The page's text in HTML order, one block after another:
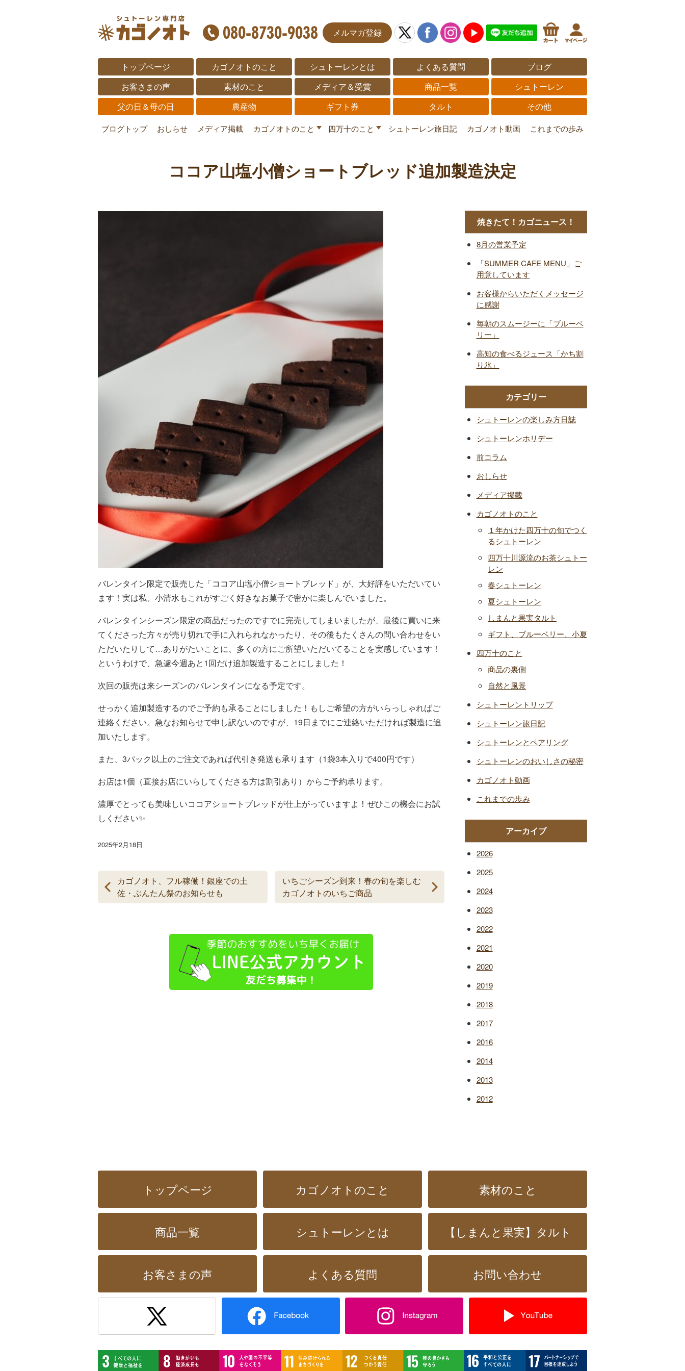
メルマガ登録
トップページ カゴノオトのこと シュトーレンとは よくある質問
ブログ
お客さまの声
素材のこと メディア＆受賞 商品一覧
シュトーレン
父の日＆母の日
農産物 ギフト券 タルト その他
ブログトップ おしらせ メディア掲載 カゴノオトのこと 四万十のこと シュトーレン旅日記 カゴノオト動画 これまでの歩み
ココア山塩小僧ショートブレッド追加製造決定
バレンタイン限定で販売した「ココア山塩小僧ショートブレッド」が、大好評をいただいてい
ます！実は私、小清水もこれがすごく好きなお菓子で密かに楽しんでいました。
バレンタインシーズン限定の商品だったのですでに完売してしまいましたが、最後に買いに来
てくださった方々が売り切れで手に入れられなかったり、その後もたくさんの問い合わせをい
ただいたりして…ありがたいことに、多くの方にご所望いただいてることを実感しています！
というわけで、急遽今週あと1回だけ追加製造することにしました！
次回の販売は来シーズンのバレンタインになる予定です。
せっかく追加製造するのでご予約も承ることにしました！もしご希望の方がいらっしゃればご
連絡ください。急なお知らせで申し訳ないのですが、19日までにご連絡いただければ製造に追
加いたします。
また、3パック以上のご注文であれば代引き発送も承ります（1袋3本入りで400円です）
お店は1個（直接お店にいらしてくださる方は割引あり）からご予約承ります。
濃厚でとっても美味しいココアショートブレッドが仕上がっていますよ！ぜひこの機会にお試
しください✨
2025年2月18日
カゴノオト、フル稼働！銀座での土
佐・ぶんたん祭のお知らせも
いちごシーズン到来！春の旬を楽しむ
カゴノオトのいちご商品
焼きたて！カゴニュース！
8月の営業予定
「SUMMER CAFE MENU」ご
用意しています
お客様からいただくメッセージ
に感謝
毎朝のスムージーに「ブルーベ
リー」
高知の食べるジュース「かち割
り氷」
カテゴリー
シュトーレンの楽しみ方日誌
シュトーレンホリデー
前コラム
おしらせ
メディア掲載
カゴノオトのこと
１年かけた四万十の旬でつく
るシュトーレン
四万十川源流のお茶シュトー
レン
春シュトーレン
夏シュトーレン
しまんと果実タルト
ギフト、ブルーベリー、小夏
四万十のこと
商品の裏側
自然と風景
シュトーレントリップ
シュトーレン旅日記
シュトーレンとペアリング
シュトーレンのおいしさの秘密
カゴノオト動画
これまでの歩み
アーカイブ
2026
2025
2024
2023
2022
2021
2020
2019
2018
2017
2016
2014
2013
2012
トップページ カゴノオトのこと 素材のこと
商品一覧 シュトーレンとは 【しまんと果実】タルト
お客さまの声 よくある質問 お問い合わせ